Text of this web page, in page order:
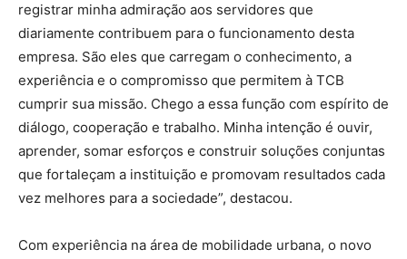
registrar minha admiração aos servidores que
diariamente contribuem para o funcionamento desta
empresa. São eles que carregam o conhecimento, a
experiência e o compromisso que permitem à TCB
cumprir sua missão. Chego a essa função com espírito de
diálogo, cooperação e trabalho. Minha intenção é ouvir,
aprender, somar esforços e construir soluções conjuntas
que fortaleçam a instituição e promovam resultados cada
vez melhores para a sociedade”, destacou.
Com experiência na área de mobilidade urbana, o novo